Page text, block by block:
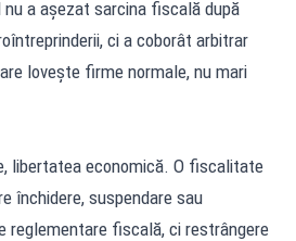
a așezat sarcina fiscală după
ci a coborât arbitrar
lovește firme normale, nu mari
libertatea economică. O fiscalitate
închidere, suspendare sau
reglementare fiscală, ci restrângere